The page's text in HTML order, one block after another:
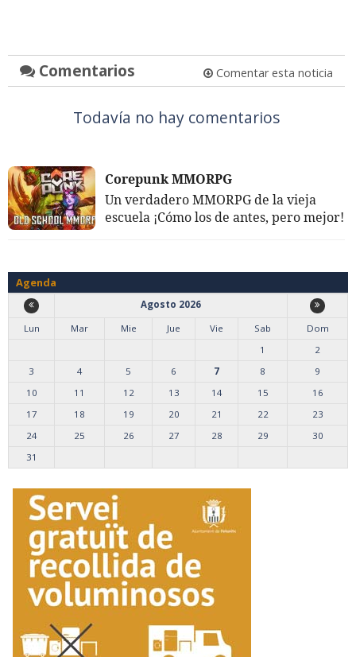
Comentarios Comentar esta noticia
Todavía no hay comentarios
Corepunk MMORPG
Un verdadero MMORPG de la vieja
escuela ¡Cómo los de antes, pero mejor!
Agenda
Agosto 2026
Lun
Mar Mie Jue Vie Sab
Dom
1
2
3
4 5 6 7 8
9
10
11 12 13 14 15
16
17
18 19 20 21 22
23
24
25 26 27 28 29
30
31